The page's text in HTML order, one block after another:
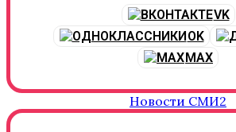
VK
OK
MAX
Новости СМИ2